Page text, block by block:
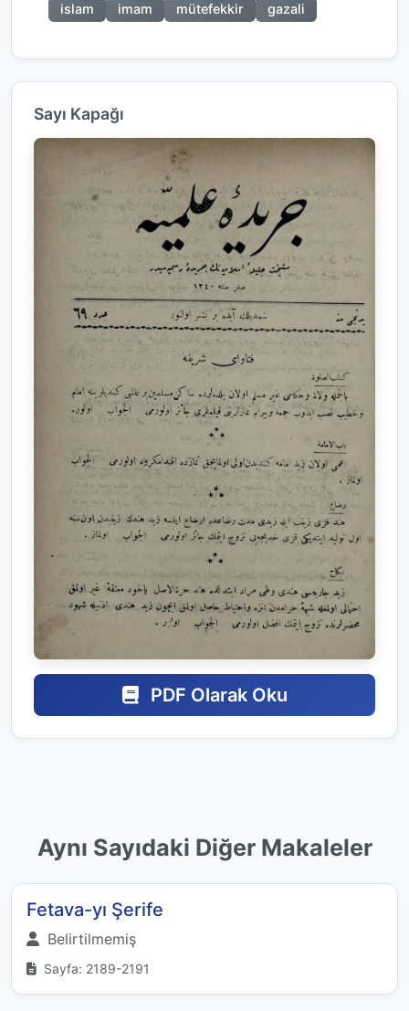
islam imam mütefekkir gazali
Sayı Kapağı
PDF Olarak Oku
Aynı Sayıdaki Diğer Makaleler
Fetava-yı Şerife
Belirtilmemiş
Sayfa: 2189-2191